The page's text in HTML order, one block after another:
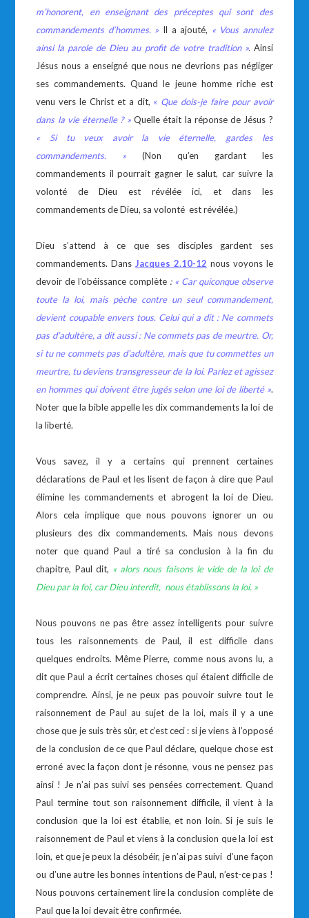
m’honorent, en enseignant des préceptes qui sont des
commandements d’hommes. » Il a ajouté, « Vous annulez
ainsi la parole de Dieu au profit de votre tradition».Ainsi
Jésus nous a enseigné que nous ne devrions pas négliger
ses commandements. Quand le jeune homme riche est
venu vers le Christ et a dit, « Que dois-je faire pour avoir
dans la vie éternelle ? »Quelle était la réponse de Jésus ?
« Si tu veux avoir la vie éternelle, gardes les
commandements. »
(Non qu’en gardant les
commandements il pourrait gagner le salut, car suivre la
volonté de Dieu est révélée ici, et dans les
commandements de Dieu, sa volonté est révélée.)
Dieu s’attend à ce que ses disciples gardent ses
commandements. Dans Jacques 2.10-12 nous voyons le
devoir de l’obéissance complète : « Car quiconque observe
toute la loi, mais pèche contre un seul commandement,
devient coupable envers tous. Celui qui a dit : Ne commets
pas d’adultère, a dit aussi : Ne commets pas de meurtre. Or,
si tu ne commets pas d’adultère, mais que tu commettes un
meurtre, tu deviens transgresseur de la loi. Parlez et agissez
en hommes qui doivent être jugés selon une loi de liberté ».
Noter que la bible appelle les dix commandements la loi de
la liberté.
Vous savez, il y a certains qui prennent certaines
déclarations de Paul et les lisent de façon à dire que Paul
élimine les commandements et abrogent la loi de Dieu.
Alors cela implique que nous pouvons ignorer un ou
plusieurs des dix commandements. Mais nous devons
noter que quand Paul a tiré sa conclusion à la fin du
chapitre, Paul dit, « alors nous faisons le vide de la loi de
Dieu par la foi, car Dieu interdit, nous établissons la loi. »
Nous pouvons ne pas être assez intelligents pour suivre
tous les raisonnements de Paul, il est difficile dans
quelques endroits. Même Pierre, comme nous avons lu, a
dit que Paul a écrit certaines choses qui étaient difficile de
comprendre. Ainsi, je ne peux pas pouvoir suivre tout le
raisonnement de Paul au sujet de la loi, mais il y a une
chose que je suis très sûr, et c’est ceci : si je viens à l’opposé
de la conclusion de ce que Paul déclare, quelque chose est
erroné avec la façon dont je résonne, vous ne pensez pas
ainsi ! Je n’ai pas suivi ses pensées correctement. Quand
Paul termine tout son raisonnement difficile, il vient à la
conclusion que la loi est établie, et non loin. Si je suis le
raisonnement de Paul et viens à la conclusion que la loi est
loin, et que je peux la désobéir, je n’ai pas suivi d’une façon
ou d’une autre les bonnes intentions de Paul, n’est-ce pas !
Nous pouvons certainement lire la conclusion complète de
Paul que la loi devait être confirmée.